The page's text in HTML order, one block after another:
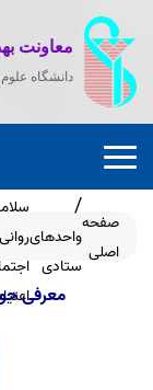
معاونت
دانشگاه
صفحه
اصلی
واحدهای
ستادی
معرفی